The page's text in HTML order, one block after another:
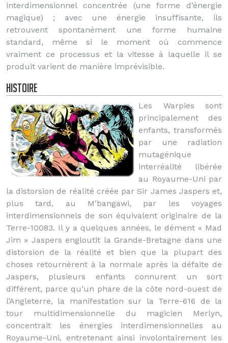
interdimensionnel concentrée (une forme d’énergie
magique) ; avec une énergie insuffisante, ils
retrouvent spontanément une forme humaine
standard, même si le moment où commence
vraiment ce processus et la vitesse à laquelle il se
produit varient de manière imprévisible.
Histoire
Les Warpies sont
principalement des
enfants, transformés
par une radiation
mutagénique
interréalité libérée
au Royaume-Uni par
la distorsion de réalité créée par Sir James Jaspers et,
plus tard, au M’bangawi, par les voyages
interdimensionnels de son équivalent originaire de la
Terre-10083. Il y a quelques années, le dément « Mad
Jim » Jaspers engloutit la Grande-Bretagne dans une
distorsion de la réalité et bien que la plupart des
choses retournèrent à la normale après la défaite de
Jaspers, plusieurs enfants connurent un sort
différent, parce qu’un phare de la côte nord-ouest de
l’Angleterre, la manifestation sur la Terre-616 de la
tour multidimensionnelle du magicien Merlyn,
concentrait les énergies interdimensionnelles au
Royaume-Uni, entretenant ainsi involontairement les